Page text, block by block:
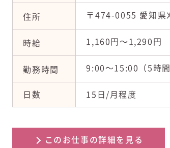
住所 〒474-0055 愛知県
時給 1,160円〜1,290円
勤務時間 9:00〜15:00（5時間
日数 15日/月程度
このお仕事の詳細を見る